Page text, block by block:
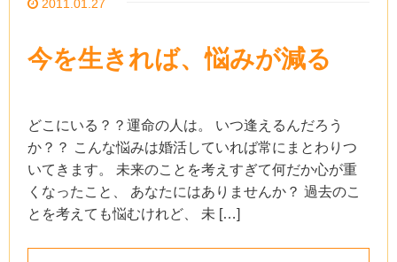
2011.01.27
今を生きれば、悩みが減る
どこにいる？？運命の人は。 いつ逢えるんだろう
か？？ こんな悩みは婚活していれば常にまとわりつ
いてきます。 未来のことを考えすぎて何だか心が重
くなったこと、 あなたにはありませんか？ 過去のこ
とを考えても悩むけれど、 未 […]